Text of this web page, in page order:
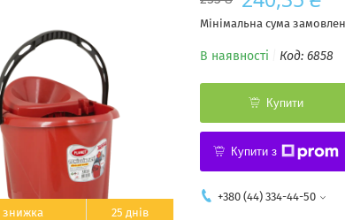
25 днів
Мінімальна сума
В наявності Код: 6858
Купити
Купити з
+380 (44) 334-44-50